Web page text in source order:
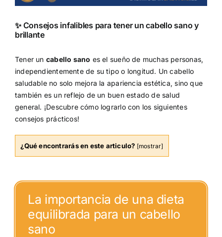
✨ Consejos infalibles para tener un cabello sano y
brillante
Tener un cabello sano es el sueño de muchas personas,
independientemente de su tipo o longitud. Un cabello
saludable no solo mejora la apariencia estética, sino que
también es un reflejo de un buen estado de salud
general. ¡Descubre cómo lograrlo con los siguientes
consejos prácticos!
¿Qué encontrarás en este articulo? [mostrar]
La importancia de una dieta
equilibrada para un cabello
sano